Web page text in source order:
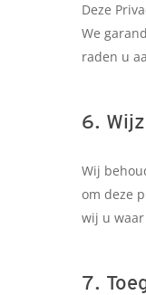
Deze
We
raden u
6.
Wij
om deze
wij u
7.